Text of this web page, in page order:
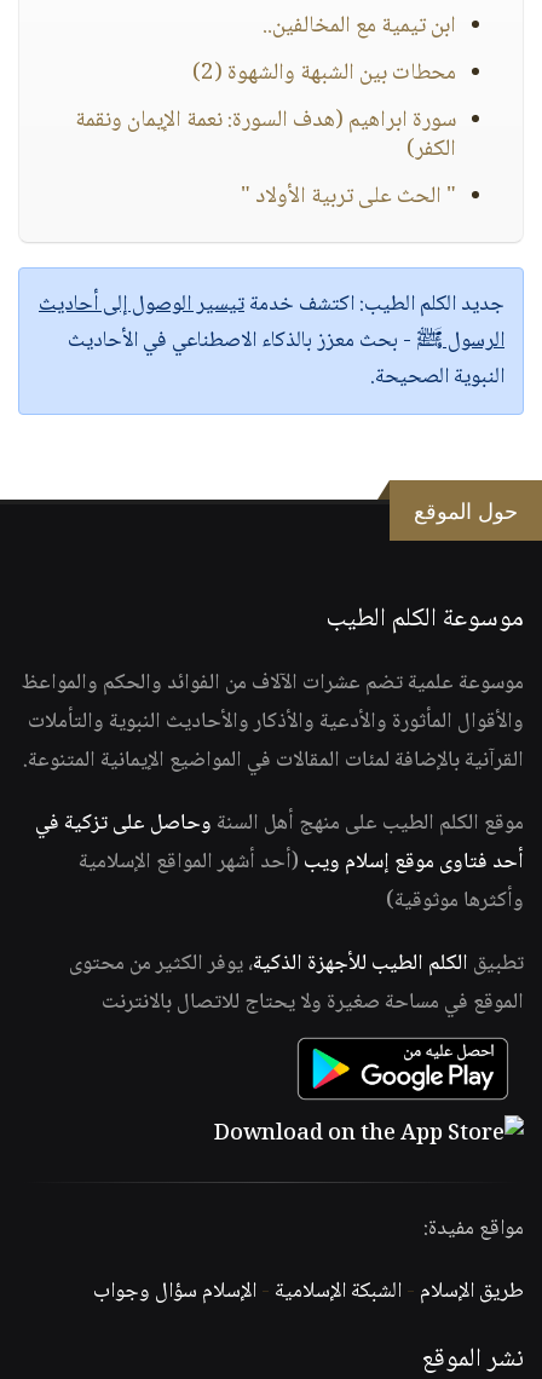
ابن تيمية مع المخالفين..
محطات بين الشبهة والشهوة (2)
سورة ابراهيم (هدف السورة: نعمة الإيمان ونقمة
الكفر)
" الحث على تربية الأولاد "
جديد الكلم الطيب:اكتشف خدمةتيسير الوصول إلى أحاديث
الرسول ﷺ - بحث معزز بالذكاء الاصطناعي في الأحاديث
النبوية الصحيحة.
حول الموقع
موسوعة الكلم الطيب
موسوعة علمية تضم عشرات الآلاف من الفوائد والحكم والمواعظ
والأقوال المأثورة والأدعية والأذكار والأحاديث النبوية والتأملات
القرآنية بالإضافة لمئات المقالات في المواضيع الإيمانية المتنوعة.
موقع الكلم الطيب على منهج أهل السنة وحاصل على تزكية في
أحد فتاوى موقع إسلام ويب (أحد أشهر المواقع الإسلامية
وأكثرها موثوقية)
تطبيق الكلم الطيب للأجهزة الذكية، يوفر الكثير من محتوى
الموقع في مساحة صغيرة ولا يحتاج للاتصال بالانترنت
مواقع مفيدة:
طريق الإسلام -الشبكة الإسلامية -الإسلام سؤال وجواب
نشر الموقع